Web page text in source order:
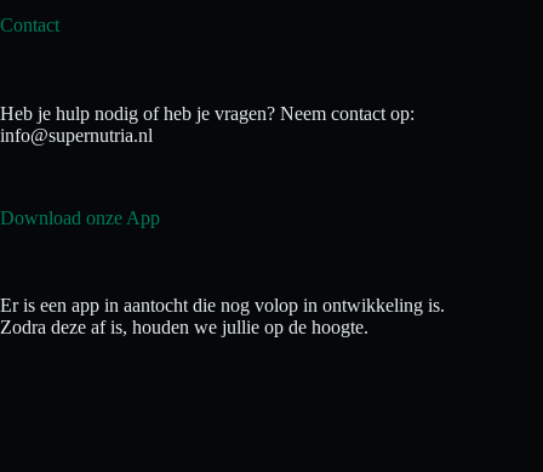
Contact
Heb je hulp nodig of heb je vragen? Neem contact op:
info@supernutria.nl
Download onze App
Er is een app in aantocht die nog volop in ontwikkeling is.
Zodra deze af is, houden we jullie op de hoogte.